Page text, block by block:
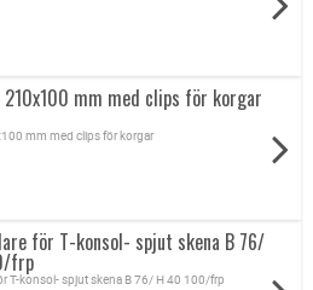
mm med clips för korgar
mm med clips för korgar
för T-konsol- spjut skena B 76/
frp
T-konsol- spjut skena B 76/ H 40 100/frp